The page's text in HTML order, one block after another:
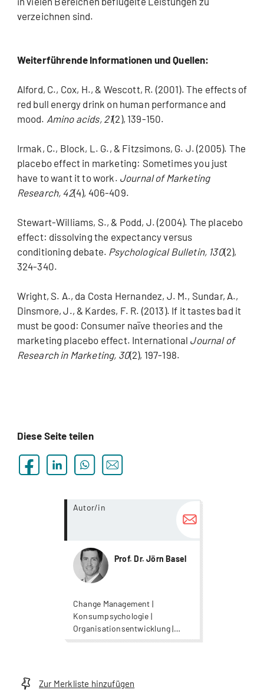
verzeichnen sind.
Weiterführende Informationen und Quellen:
Alford, C., Cox, H., & Wescott, R. (2001). The effects of
red bull energy drink on human performance and
mood. Amino acids, 21(2), 139-150.
Irmak, C., Block, L. G., & Fitzsimons, G. J. (2005). The
placebo effect in marketing: Sometimes you just
have to want it to work. Journal of Marketing
Research, 42(4), 406-409.
Stewart-Williams, S., & Podd, J. (2004). The placebo
effect: dissolving the expectancy versus
conditioning debate. Psychological Bulletin, 130(2),
324-340.
Wright, S. A., da Costa Hernandez, J. M., Sundar, A.,
Dinsmore, J., & Kardes, F. R. (2013). If it tastes bad it
must be good: Consumer naïve theories and the
marketing placebo effect. International Journal of
Research in Marketing, 30(2), 197-198.
Diese Seite teilen
Autor/in
Prof. Dr. Jörn Basel
Change Management |
Konsumpsychologie |
Organisationsentwicklung |
Psychologie | Psychologie |
more...
Zur Merkliste hinzufügen